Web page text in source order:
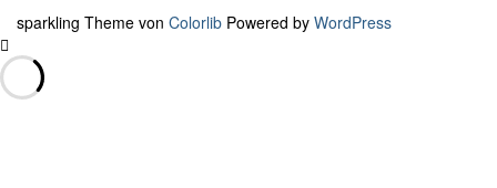
sparkling Theme von Colorlib Powered by WordPress